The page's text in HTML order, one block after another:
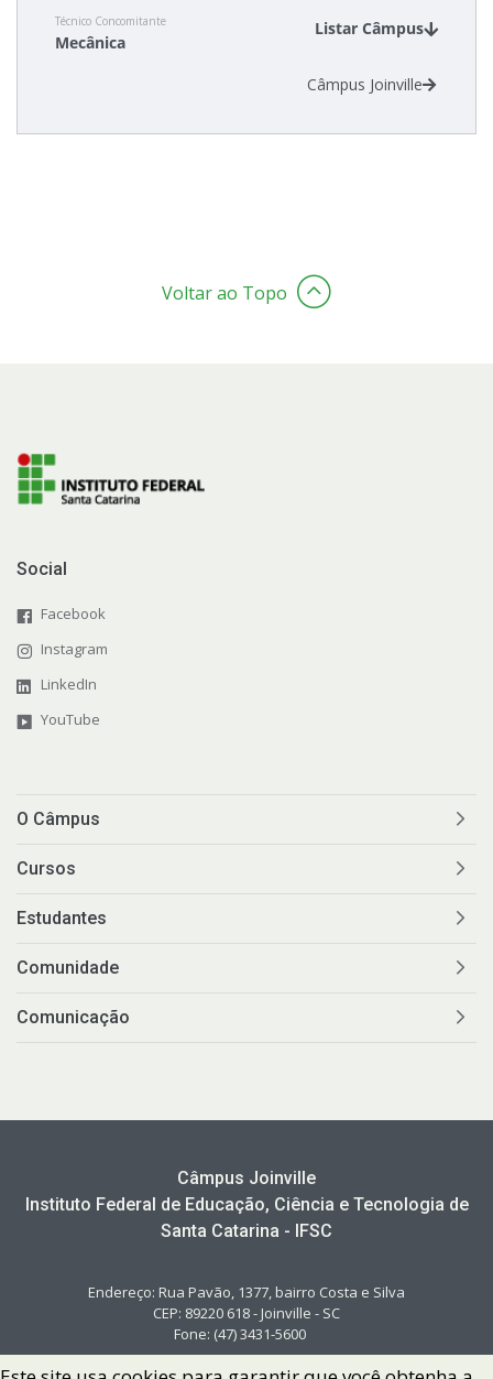
Cadastro de interesse
Técnico Concomitante
Mecânica
Listar Câmpus
Câmpus Joinville
Voltar ao Topo
Social
Facebook
Instagram
LinkedIn
YouTube
O Câmpus
Cursos
Estudantes
Comunidade
Comunicação
Câmpus Joinville
Instituto Federal de Educação, Ciência e Tecnologia de
Santa Catarina - IFSC
Endereço: Rua Pavão, 1377, bairro Costa e Silva
CEP: 89220 618 - Joinville - SC
Fone: (47) 3431-5600